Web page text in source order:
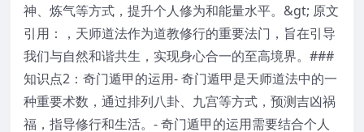
神、炼气等方式，提升个人修为和能量水平。&gt; 原文
引用：，天师道法作为道教修行的重要法门，旨在引导
我们与自然和谐共生，实现身心合一的至高境界。###
知识点2：奇门遁甲的运用- 奇门遁甲是天师道法中的一
种重要术数，通过排列八卦、九宫等方式，预测吉凶祸
福，指导修行和生活。- 奇门遁甲的运用需要结合个人